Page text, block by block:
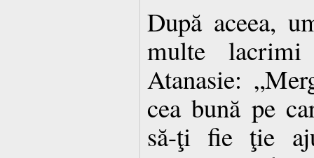
După aceea,
multe
Atanasie:
cea bună pe
să-ţi fie ţie